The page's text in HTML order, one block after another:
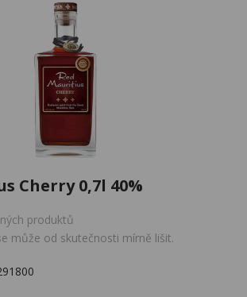
Cherry 0,7l 40%
produktů
může od skutečnosti mírně lišit.